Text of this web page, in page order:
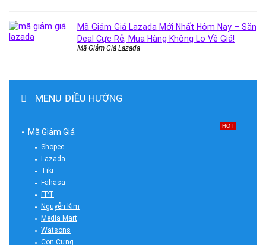
Mã Giảm Giá Lazada Mới Nhất Hôm Nay – Săn
Deal Cực Rẻ, Mua Hàng Không Lo Về Giá!
Mã Giảm Giá Lazada
MENU ĐIỀU HƯỚNG
Mã Giảm Giá
HOT
Shopee
Lazada
Tiki
Fahasa
FPT
Nguyễn Kim
Media Mart
Watsons
Con Cưng